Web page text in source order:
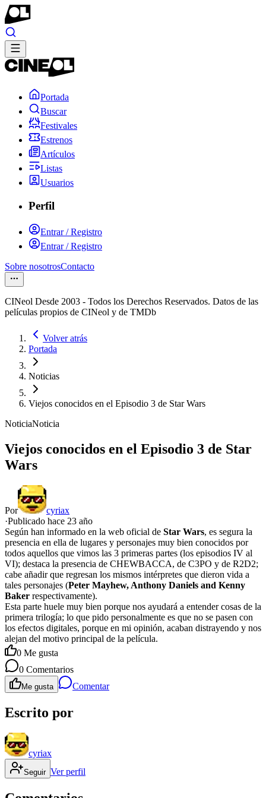
Portada
Buscar
Festivales
Estrenos
Artículos
Listas
Usuarios
Perfil
Entrar / Registro
Entrar / Registro
Sobre nosotrosContacto
CINeol Desde 2003 - Todos los Derechos Reservados. Datos de las
películas propios de CINeol y de TMDb
Volver atrás
Portada
Noticias
Viejos conocidos en el Episodio 3 de Star Wars
NoticiaNoticia
Viejos conocidos en el Episodio 3 de Star
Wars
Por
cyriax
·Publicado hace 23 año
Según han informado en la web oficial de Star Wars, es segura la
presencia en ella de lugares y personajes muy bien conocidos por
todos aquellos que vimos las 3 primeras partes (los episodios IV al
VI); destaca la presencia de CHEWBACCA, de C3PO y de R2D2;
cabe añadir que regresan los mismos intérpretes que dieron vida a
tales personajes (Peter Mayhew, Anthony Daniels and Kenny
Baker respectivamente).
Esta parte huele muy bien porque nos ayudará a entender cosas de la
primera trilogía; lo que pido personalmente es que no se pasen con
los efectos digitales, porque en mi opinión, acaban distrayendo y nos
alejan del motivo principal de la película.
0 Me gusta
0 Comentarios
Me gusta Comentar
Escrito por
cyriax
Seguir Ver perfil